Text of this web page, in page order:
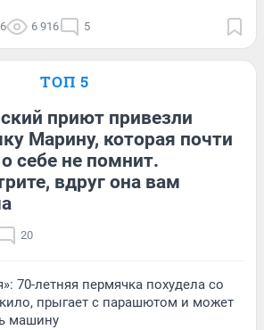
6 916 5
ТОП 5
приют привезли
Марину, которая почти
себе не помнит.
вдруг она вам
20
70-летняя пермячка похудела со
прыгает с парашютом и может
машину